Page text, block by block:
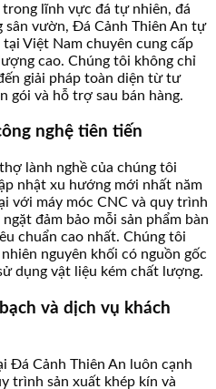
lĩnh vực đá tự nhiên, đá
sân vườn, Đá Cảnh Thiên An tự
Việt Nam chuyên cung cấp
cao. Chúng tôi không chỉ
giải pháp toàn diện từ tư
gói và hỗ trợ sau bán hàng.
nghệ tiên tiến
lành nghề của chúng tôi
nhật xu hướng mới nhất năm
với máy móc CNC và quy trình
đảm bảo mỗi sản phẩm bàn
chuẩn cao nhất. Chúng tôi
nguyên khối có nguồn gốc
dụng vật liệu kém chất lượng.
và dịch vụ khách
Đá Cảnh Thiên An luôn cạnh
trình sản xuất khép kín và